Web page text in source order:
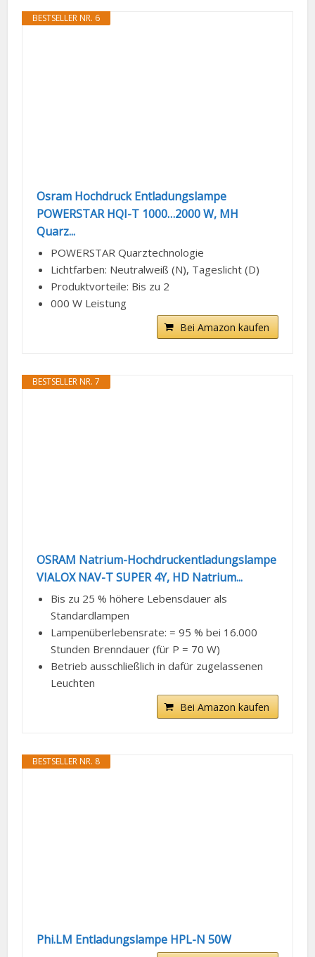
BESTSELLER NR. 6
Osram Hochdruck Entladungslampe
POWERSTAR HQI-T 1000…2000 W, MH
Quarz...
POWERSTAR Quarztechnologie
Lichtfarben: Neutralweiß (N), Tageslicht (D)
Produktvorteile: Bis zu 2
000 W Leistung
Bei Amazon kaufen
BESTSELLER NR. 7
OSRAM Natrium-Hochdruckentladungslampe
VIALOX NAV-T SUPER 4Y, HD Natrium...
Bis zu 25 % höhere Lebensdauer als
Standardlampen
Lampenüberlebensrate: = 95 % bei 16.000
Stunden Brenndauer (für P = 70 W)
Betrieb ausschließlich in dafür zugelassenen
Leuchten
Bei Amazon kaufen
BESTSELLER NR. 8
Phi.LM Entladungslampe HPL-N 50W